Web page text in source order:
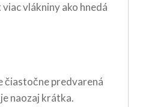
vlákniny ako hnedá
čiastočne predvarená
naozaj krátka.